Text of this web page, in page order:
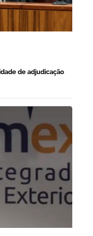
de adjudicação